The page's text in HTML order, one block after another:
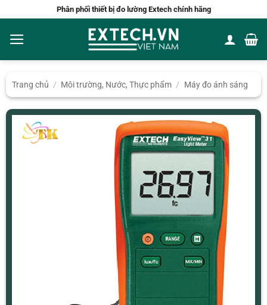
nội
dung
Phân phối thiết bị đo lường Extech chính hãng
Trang chủ / Môi trường, Nước, Thực phẩm / Máy đo ánh sáng